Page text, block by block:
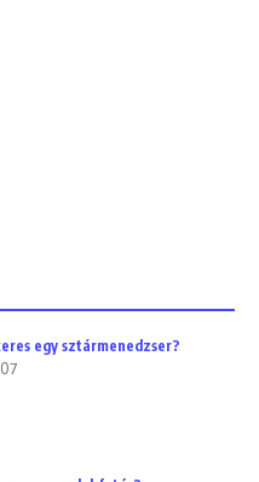
egy sztármenedzser?